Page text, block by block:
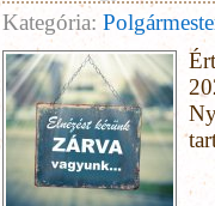
Kategória: